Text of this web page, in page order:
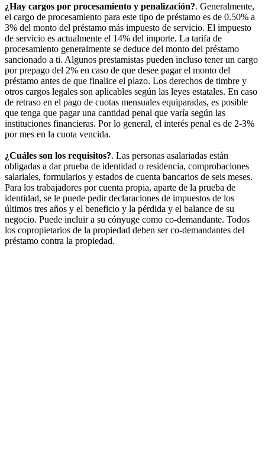
¿Hay cargos por procesamiento y penalización?. Generalmente,
el cargo de procesamiento para este tipo de préstamo es de 0.50% a
3% del monto del préstamo más impuesto de servicio. El impuesto
de servicio es actualmente el 14% del importe. La tarifa de
procesamiento generalmente se deduce del monto del préstamo
sancionado a ti. Algunos prestamistas pueden incluso tener un cargo
por prepago del 2% en caso de que desee pagar el monto del
préstamo antes de que finalice el plazo. Los derechos de timbre y
otros cargos legales son aplicables según las leyes estatales. En caso
de retraso en el pago de cuotas mensuales equiparadas, es posible
que tenga que pagar una cantidad penal que varía según las
instituciones financieras. Por lo general, el interés penal es de 2-3%
por mes en la cuota vencida.
¿Cuáles son los requisitos?. Las personas asalariadas están
obligadas a dar prueba de identidad o residencia, comprobaciones
salariales, formularios y estados de cuenta bancarios de seis meses.
Para los trabajadores por cuenta propia, aparte de la prueba de
identidad, se le puede pedir declaraciones de impuestos de los
últimos tres años y el beneficio y la pérdida y el balance de su
negocio. Puede incluir a su cónyuge como co-demandante. Todos
los copropietarios de la propiedad deben ser co-demandantes del
préstamo contra la propiedad.